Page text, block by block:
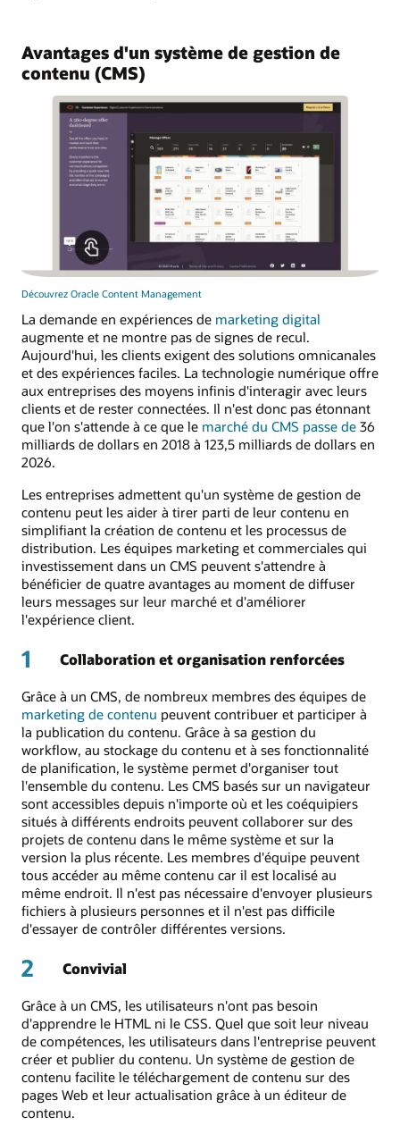
Avantages d'un système de gestion de
contenu (CMS)
Découvrez Oracle Content Management
La demande en expériences de marketing digital
augmente et ne montre pas de signes de recul.
Aujourd'hui, les clients exigent des solutions omnicanales
et des expériences faciles. La technologie numérique offre
aux entreprises des moyens infinis d'interagir avec leurs
clients et de rester connectées. Il n'est donc pas étonnant
que l'on s'attende à ce que le marché du CMS passe de 36
milliards de dollars en 2018 à 123,5 milliards de dollars en
2026.
Les entreprises admettent qu'un système de gestion de
contenu peut les aider à tirer parti de leur contenu en
simplifiant la création de contenu et les processus de
distribution. Les équipes marketing et commerciales qui
investissement dans un CMS peuvent s'attendre à
bénéficier de quatre avantages au moment de diffuser
leurs messages sur leur marché et d'améliorer
l'expérience client.
1 Collaboration et organisation renforcées
Grâce à un CMS, de nombreux membres des équipes de
marketing de contenu peuvent contribuer et participer à
la publication du contenu. Grâce à sa gestion du
workflow, au stockage du contenu et à ses fonctionnalité
de planification, le système permet d'organiser tout
l'ensemble du contenu. Les CMS basés sur un navigateur
sont accessibles depuis n'importe où et les coéquipiers
situés à différents endroits peuvent collaborer sur des
projets de contenu dans le même système et sur la
version la plus récente. Les membres d'équipe peuvent
tous accéder au même contenu car il est localisé au
même endroit. Il n'est pas nécessaire d'envoyer plusieurs
fichiers à plusieurs personnes et il n'est pas difficile
d'essayer de contrôler différentes versions.
2 Convivial
Grâce à un CMS, les utilisateurs n'ont pas besoin
d'apprendre le HTML ni le CSS. Quel que soit leur niveau
de compétences, les utilisateurs dans l'entreprise peuvent
créer et publier du contenu. Un système de gestion de
contenu facilite le téléchargement de contenu sur des
pages Web et leur actualisation grâce à un éditeur de
contenu.